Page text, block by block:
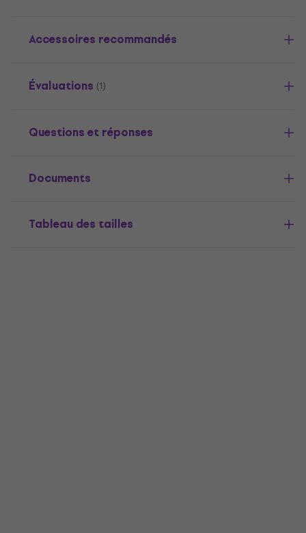
Accessoires recommandés
Évaluations (1)
Questions et réponses
Documents
Tableau des tailles